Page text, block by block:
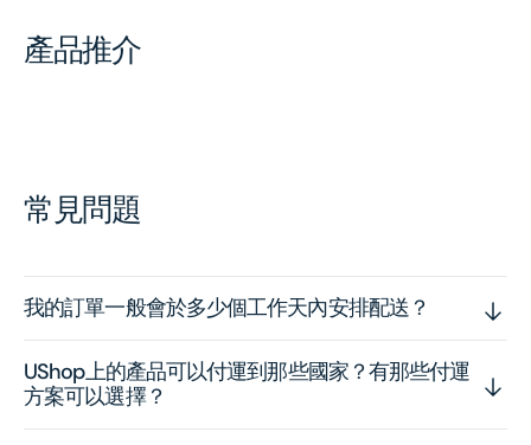
產品推介
常見問題
我的訂單一般會於多少個工作天內安排配送？
UShop上的產品可以付運到那些國家？有那些付運
方案可以選擇？